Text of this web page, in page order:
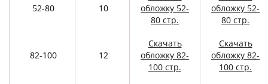
52-80 10
обложку 52-
80 стр.
обложку 52-
80 стр.
82-100 12
Скачать
обложку 82-
100 стр.
Скачать
обложку 82-
100 стр.